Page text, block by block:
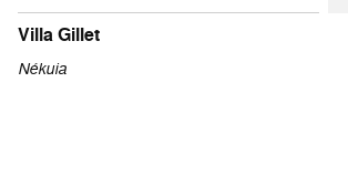
Villa Gillet
Nékuia